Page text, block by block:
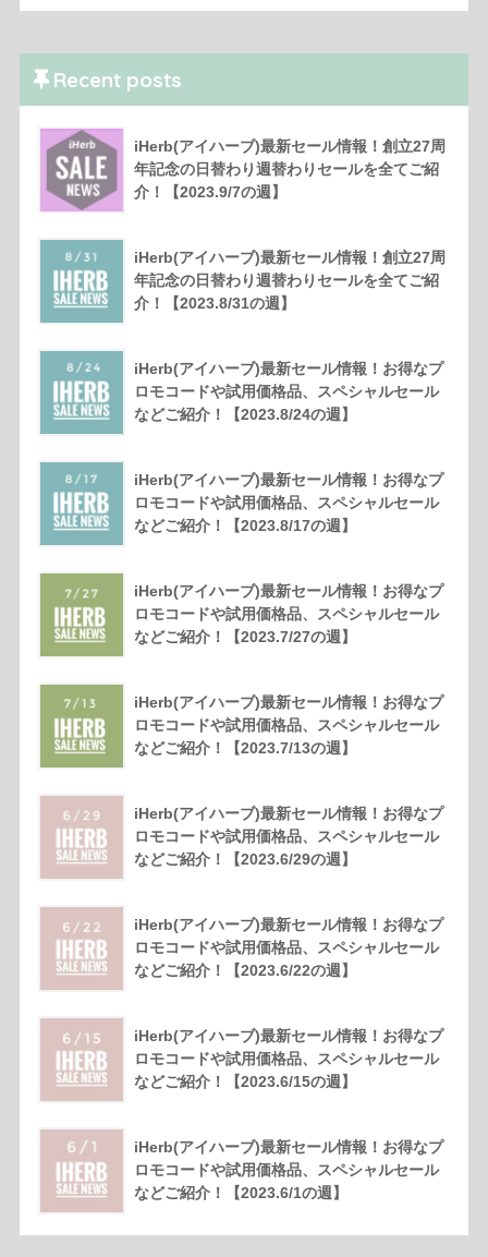
Recent posts
iHerb(アイハーブ)最新セール情報！創立27周
年記念の日替わり週替わりセールを全てご紹
介！【2023.9/7の週】
iHerb(アイハーブ)最新セール情報！創立27周
年記念の日替わり週替わりセールを全てご紹
介！【2023.8/31の週】
iHerb(アイハーブ)最新セール情報！お得なプ
ロモコードや試用価格品、スペシャルセール
などご紹介！【2023.8/24の週】
iHerb(アイハーブ)最新セール情報！お得なプ
ロモコードや試用価格品、スペシャルセール
などご紹介！【2023.8/17の週】
iHerb(アイハーブ)最新セール情報！お得なプ
ロモコードや試用価格品、スペシャルセール
などご紹介！【2023.7/27の週】
iHerb(アイハーブ)最新セール情報！お得なプ
ロモコードや試用価格品、スペシャルセール
などご紹介！【2023.7/13の週】
iHerb(アイハーブ)最新セール情報！お得なプ
ロモコードや試用価格品、スペシャルセール
などご紹介！【2023.6/29の週】
iHerb(アイハーブ)最新セール情報！お得なプ
ロモコードや試用価格品、スペシャルセール
などご紹介！【2023.6/22の週】
iHerb(アイハーブ)最新セール情報！お得なプ
ロモコードや試用価格品、スペシャルセール
などご紹介！【2023.6/15の週】
iHerb(アイハーブ)最新セール情報！お得なプ
ロモコードや試用価格品、スペシャルセール
などご紹介！【2023.6/1の週】